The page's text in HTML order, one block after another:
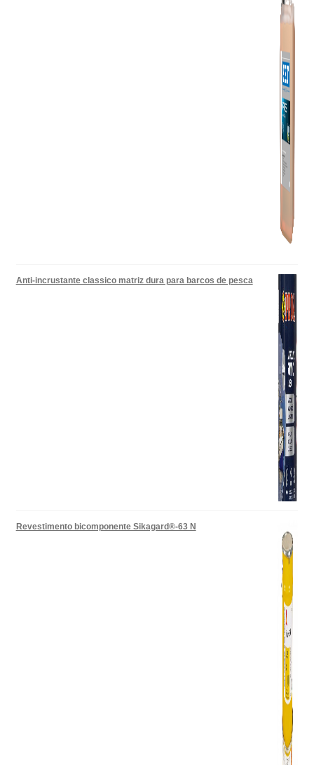
Anti-incrustante classico matriz dura para barcos de pesca
Revestimento bicomponente Sikagard®-63 N